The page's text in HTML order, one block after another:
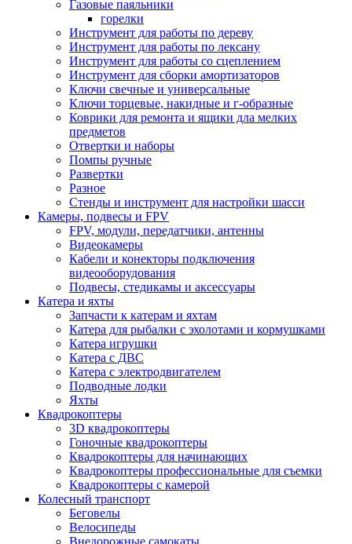
Газовые паяльники
горелки
Инструмент для работы по дереву
Инструмент для работы по лексану
Инструмент для работы со сцеплением
Инструмент для сборки амортизаторов
Ключи свечные и универсальные
Ключи торцевые, накидные и г-образные
Коврики для ремонта и ящики дла мелких
предметов
Отвертки и наборы
Помпы ручные
Развертки
Разное
Стенды и инструмент для настройки шасси
Камеры, подвесы и FPV
FPV, модули, передатчики, антенны
Видеокамеры
Кабели и конекторы подключения
видеооборудования
Подвесы, стедикамы и аксессуары
Катера и яхты
Запчасти к катерам и яхтам
Катера для рыбалки с эхолотами и кормушками
Катера игрушки
Катера с ДВС
Катера с электродвигателем
Подводные лодки
Яхты
Квадрокоптеры
3D квадрокоптеры
Гоночные квадрокоптеры
Квадрокоптеры для начинающих
Квадрокоптеры профессиональные для съемки
Квадрокоптеры с камерой
Колесный транспорт
Беговелы
Велосипеды
Внедорожные самокаты